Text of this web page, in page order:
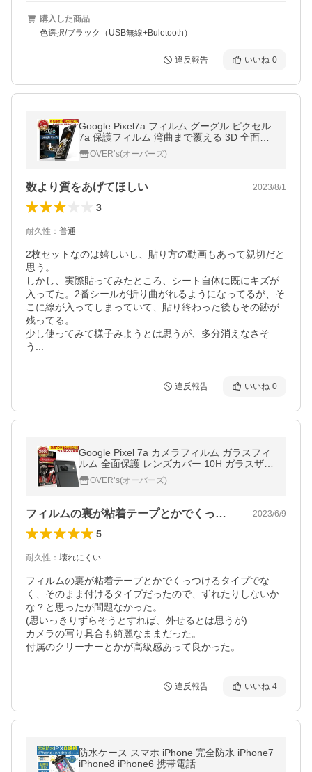
購入した商品
色選択/ブラック（USB無線+Buletooth）
違反報告 いいね 0
Google Pixel7a フィルム グーグル ピクセル
7a 保護フィルム 湾曲まで覆える 3D 全面ブ
ルーライトカット 保護 2枚セット 極薄0.08
mm OVER`s オーバーズ
OVER’s(オーバーズ)
数より質をあげてほしい 2023/8/1
3
耐久性 ： 普通
2枚セットなのは嬉しいし、貼り方の動画もあって親切だと
思う。
しかし、実際貼ってみたところ、シート自体に既にキズが
入ってた。2番シールが折り曲がれるようになってるが、そ
こに線が入ってしまっていて、貼り終わった後もその跡が
残ってる。
少し使ってみて様子みようとは思うが、多分消えなさそ
う...
違反報告 いいね 0
Google Pixel 7a カメラフィルム ガラスフィ
ルム 全面保護 レンズカバー 10H ガラスザム
ライ グーグル ピクセル 保護フィルム OVER
`s オーバーズ
OVER’s(オーバーズ)
フィルムの裏が粘着テープとかでくっつけ… 2023/6/9
5
耐久性 ： 壊れにくい
フィルムの裏が粘着テープとかでくっつけるタイプでな
く、そのまま付けるタイプだったので、ずれたりしないか
な？と思ったが問題なかった。
(思いっきりずらそうとすれば、外せるとは思うが)
カメラの写り具合も綺麗なままだった。
付属のクリーナーとかが高級感あって良かった。
違反報告 いいね 4
防水ケース スマホ iPhone 完全防水 iPhone7
iPhone8 iPhone6 携帯電話